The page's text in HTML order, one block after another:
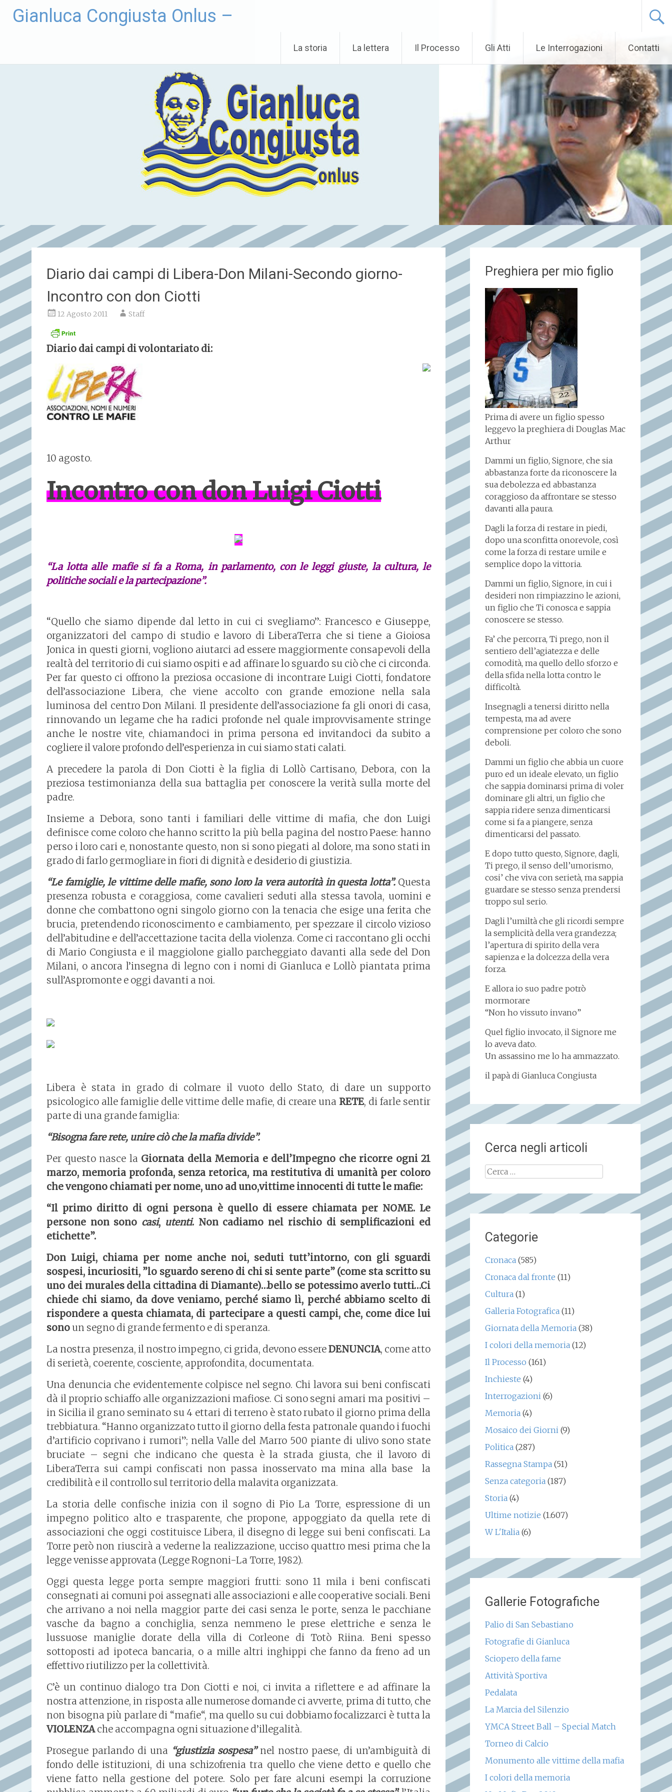
Gianluca Congiusta Onlus –
La storia La lettera Il Processo Gli Atti Le Interrogazioni Contatti
Diario dai campi di Libera-Don Milani-Secondo giorno-
Incontro con don Ciotti
12 Agosto 2011 Staff
Diario dai campi di volontariato di:
10 agosto.
Incontro con don Luigi Ciotti
“La lotta alle mafie si fa a Roma, in parlamento, con le leggi giuste, la cultura, le
politiche sociali e la partecipazione”.
“Quello che siamo dipende dal letto in cui ci svegliamo”: Francesco e Giuseppe,
organizzatori del campo di studio e lavoro di LiberaTerra che si tiene a Gioiosa
Jonica in questi giorni, vogliono aiutarci ad essere maggiormente consapevoli della
realtà del territorio di cui siamo ospiti e ad affinare lo sguardo su ciò che ci circonda.
Per far questo ci offrono la preziosa occasione di incontrare Luigi Ciotti, fondatore
dell’associazione Libera, che viene accolto con grande emozione nella sala
luminosa del centro Don Milani. Il presidente dell’associazione fa gli onori di casa,
rinnovando un legame che ha radici profonde nel quale improvvisamente stringe
anche le nostre vite, chiamandoci in prima persona ed invitandoci da subito a
cogliere il valore profondo dell’esperienza in cui siamo stati calati.
A precedere la parola di Don Ciotti è la figlia di Lollò Cartisano, Debora, con la
preziosa testimonianza della sua battaglia per conoscere la verità sulla morte del
padre.
Insieme a Debora, sono tanti i familiari delle vittime di mafia, che don Luigi
definisce come coloro che hanno scritto la più bella pagina del nostro Paese: hanno
perso i loro cari e, nonostante questo, non si sono piegati al dolore, ma sono stati in
grado di farlo germogliare in fiori di dignità e desiderio di giustizia.
“Le famiglie, le vittime delle mafie, sono loro la vera autorità in questa lotta”.Questa
presenza robusta e coraggiosa, come cavalieri seduti alla stessa tavola, uomini e
donne che combattono ogni singolo giorno con la tenacia che esige una ferita che
brucia, pretendendo riconoscimento e cambiamento, per spezzare il circolo vizioso
dell’abitudine e dell’accettazione tacita della violenza. Come ci raccontano gli occhi
di Mario Congiusta e il maggiolone giallo parcheggiato davanti alla sede del Don
Milani, o ancora l’insegna di legno con i nomi di Gianluca e Lollò piantata prima
sull’Aspromonte e oggi davanti a noi.
Libera è stata in grado di colmare il vuoto dello Stato, di dare un supporto
psicologico alle famiglie delle vittime delle mafie, di creare una RETE, di farle sentir
parte di una grande famiglia:
“Bisogna fare rete, unire ciò che la mafia divide”.
Per questo nasce la Giornata della Memoria e dell’Impegno che ricorre ogni 21
marzo, memoria profonda, senza retorica, ma restitutiva di umanità per coloro
che vengono chiamati per nome, uno ad uno,vittime innocenti di tutte le mafie:
“Il primo diritto di ogni persona è quello di essere chiamata per NOME. Le
persone non sono casi, utenti. Non cadiamo nel rischio di semplificazioni ed
etichette”.
Don Luigi, chiama per nome anche noi, seduti tutt’intorno, con gli sguardi
sospesi, incuriositi, ”lo sguardo sereno di chi si sente parte” (come sta scritto su
uno dei murales della cittadina di Diamante)…bello se potessimo averlo tutti…Ci
chiede chi siamo, da dove veniamo, perché siamo lì, perché abbiamo scelto di
rispondere a questa chiamata, di partecipare a questi campi, che, come dice lui
sono un segno di grande fermento e di speranza.
La nostra presenza, il nostro impegno, ci grida, devono essereDENUNCIA, come atto
di serietà, coerente, cosciente, approfondita, documentata.
Una denuncia che evidentemente colpisce nel segno. Chi lavora sui beni confiscati
dà il proprio schiaffo alle organizzazioni mafiose. Ci sono segni amari ma positivi –
in Sicilia il grano seminato su 4 ettari di terreno è stato rubato il giorno prima della
trebbiatura. “Hanno organizzato tutto il giorno della festa patronale quando i fuochi
d’artificio coprivano i rumori”; nella Valle del Marro 500 piante di ulivo sono state
bruciate – segni che indicano che questa è la strada giusta, che il lavoro di
LiberaTerra sui campi confiscati non passa inosservato ma mina alla base la
credibilità e il controllo sul territorio della malavita organizzata.
La storia delle confische inizia con il sogno di Pio La Torre, espressione di un
impegno politico alto e trasparente, che propone, appoggiato da quella rete di
associazioni che oggi costituisce Libera, il disegno di legge sui beni confiscati. La
Torre però non riuscirà a vederne la realizzazione, ucciso quattro mesi prima che la
legge venisse approvata (Legge Rognoni-La Torre, 1982).
Oggi questa legge porta sempre maggiori frutti: sono 11 mila i beni confiscati
consegnati ai comuni poi assegnati alle associazioni e alle cooperative sociali. Beni
che arrivano a noi nella maggior parte dei casi senza le porte, senza le pacchiane
vasche da bagno a conchiglia, senza nemmeno le prese elettriche e senza le
lussuose maniglie dorate della villa di Corleone di Totò Riina. Beni spesso
sottoposti ad ipoteca bancaria, o a mille altri inghippi che fanno da freno ad un
effettivo riutilizzo per la collettività.
C’è un continuo dialogo tra Don Ciotti e noi, ci invita a riflettere e ad affinare la
nostra attenzione, in risposta alle numerose domande ci avverte, prima di tutto, che
non bisogna più parlare di “mafie“, ma quello su cui dobbiamo focalizzarci è tutta la
VIOLENZA che accompagna ogni situazione d’illegalità.
Prosegue parlando di una “giustizia sospesa”nel nostro paese, di un’ambiguità di
fondo delle istituzioni, di una schizofrenia tra quello che viene detto e quello che
viene fatto nella gestione del potere. Solo per fare alcuni esempi la corruzione
Preghiera per mio figlio
Prima di avere un figlio spesso
leggevo la preghiera di Douglas Mac
Arthur
Dammi un figlio, Signore, che sia
abbastanza forte da riconoscere la
sua debolezza ed abbastanza
coraggioso da affrontare se stesso
davanti alla paura.
Dagli la forza di restare in piedi,
dopo una sconfitta onorevole, così
come la forza di restare umile e
semplice dopo la vittoria.
Dammi un figlio, Signore, in cui i
desideri non rimpiazzino le azioni,
un figlio che Ti conosca e sappia
conoscere se stesso.
Fa’ che percorra, Ti prego, non il
sentiero dell’agiatezza e delle
comodità, ma quello dello sforzo e
della sfida nella lotta contro le
difficoltà.
Insegnagli a tenersi diritto nella
tempesta, ma ad avere
comprensione per coloro che sono
deboli.
Dammi un figlio che abbia un cuore
puro ed un ideale elevato, un figlio
che sappia dominarsi prima di voler
dominare gli altri, un figlio che
sappia ridere senza dimenticarsi
come si fa a piangere, senza
dimenticarsi del passato.
E dopo tutto questo, Signore, dagli,
Ti prego, il senso dell’umorismo,
cosi’ che viva con serietà, ma sappia
guardare se stesso senza prendersi
troppo sul serio.
Dagli l’umiltà che gli ricordi sempre
la semplicità della vera grandezza;
l’apertura di spirito della vera
sapienza e la dolcezza della vera
forza.
E allora io suo padre potrò
mormorare
“Non ho vissuto invano”
Quel figlio invocato, il Signore me
lo aveva dato.
Un assassino me lo ha ammazzato.
il papà di Gianluca Congiusta
Cerca negli articoli
Ricerca
Categorie
Cronaca(585)
Cronaca dal fronte (11)
Cultura(1)
Galleria Fotografica(11)
Giornata della Memoria(38)
I colori della memoria(12)
Il Processo (161)
Inchieste (4)
Interrogazioni(6)
Memoria(4)
Mosaico dei Giorni(9)
Politica(287)
Rassegna Stampa(51)
Senza categoria(187)
Storia(4)
Ultime notizie (1.607)
W L'Italia(6)
Gallerie Fotografiche
Palio di San Sebastiano
Fotografie di Gianluca
Sciopero della fame
Attività Sportiva
Pedalata
La Marcia del Silenzio
YMCA Street Ball – Special Match
Torneo di Calcio
Monumento alle vittime della mafia
I colori della memoria